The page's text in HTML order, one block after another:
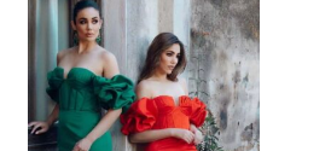
PRODUCTO
TIENE
MÚLTIPLES
VARIANTES.
LAS